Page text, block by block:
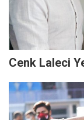
Cenk Laleci